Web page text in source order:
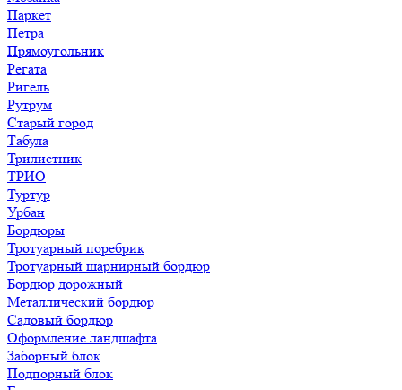
Паркет
Петра
Прямоугольник
Регата
Ригель
Рутрум
Старый город
Табула
Трилистник
ТРИО
Туртур
Урбан
Бордюры
Тротуарный поребрик
Тротуарный шарнирный бордюр
Бордюр дорожный
Металлический бордюр
Садовый бордюр
Оформление ландшафта
Заборный блок
Подпорный блок